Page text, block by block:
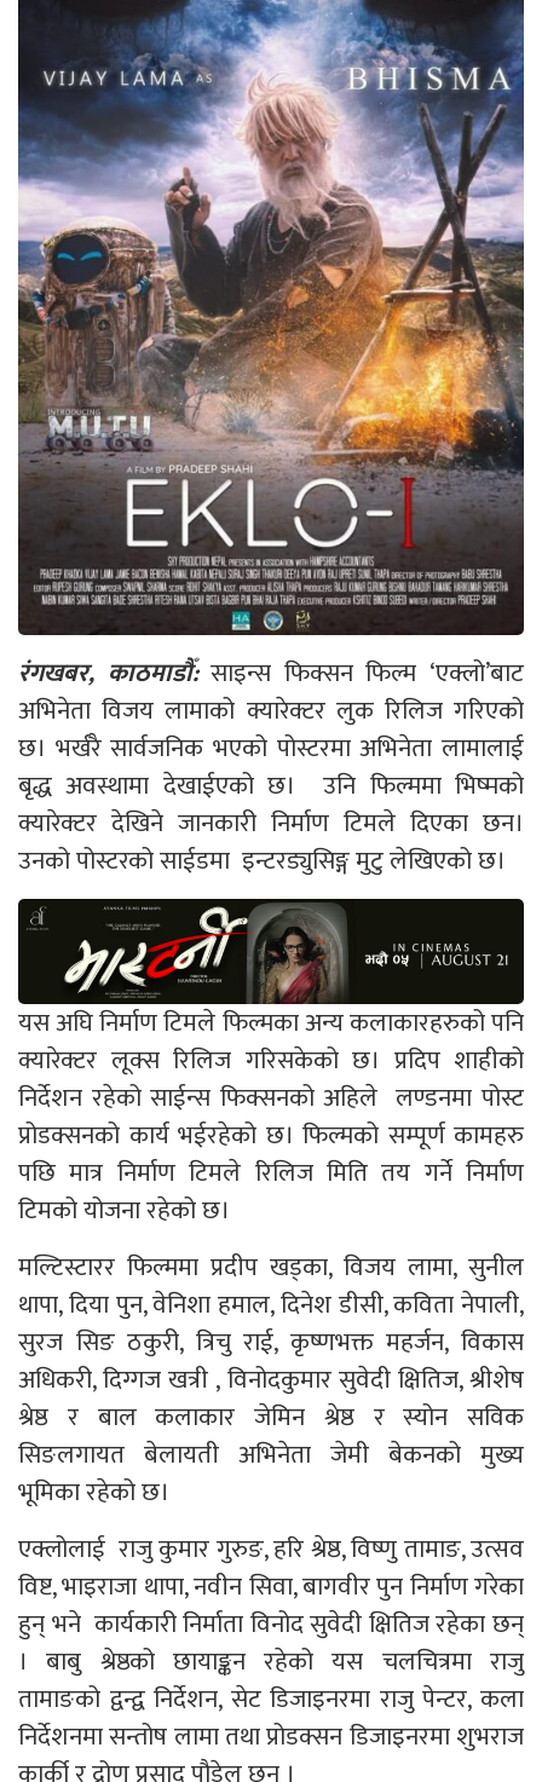
रंगखबर, काठमाडौँ:साइन्स फिक्सन फिल्म ‘एक्लो’बाट
अभिनेता विजय लामाको क्यारेक्टर लुक रिलिज गरिएको
छ। भर्खरै सार्वजनिक भएको पोस्टरमा अभिनेता लामालाई
बृद्ध अवस्थामा देखाईएको छ। उनि फिल्ममा भिष्मको
क्यारेक्टर देखिने जानकारी निर्माण टिमले दिएका छन।
उनको पोस्टरको साईडमा इन्टरड्युसिङ्ग मुटु लेखिएको छ।
यस अघि निर्माण टिमले फिल्मका अन्य कलाकारहरुको पनि
क्यारेक्टर लूक्स रिलिज गरिसकेको छ। प्रदिप शाहीको
निर्देशन रहेको साईन्स फिक्सनको अहिले लण्डनमा पोस्ट
प्रोडक्सनको कार्य भईरहेको छ। फिल्मको सम्पूर्ण कामहरु
पछि मात्र निर्माण टिमले रिलिज मिति तय गर्ने निर्माण
टिमको योजना रहेको छ।
मल्टिस्टारर फिल्ममा प्रदीप खड्का, विजय लामा, सुनील
थापा, दिया पुन, वेनिशा हमाल, दिनेश डीसी, कविता नेपाली,
सुरज सिङ ठकुरी, त्रिचु राई, कृष्णभक्त महर्जन, विकास
अधिकरी, दिग्गज खत्री , विनोदकुमार सुवेदी क्षितिज, श्रीशेष
श्रेष्ठ र बाल कलाकार जेमिन श्रेष्ठ र स्योन सविक
सिङलगायत बेलायती अभिनेता जेमी बेकनको मुख्य
भूमिका रहेको छ।
एक्लोलाई राजु कुमार गुरुङ, हरि श्रेष्ठ, विष्णु तामाङ, उत्सव
विष्ट, भाइराजा थापा, नवीन सिवा, बागवीर पुन निर्माण गरेका
हुन् भने कार्यकारी निर्माता विनोद सुवेदी क्षितिज रहेका छन्
। बाबु श्रेष्ठको छायाङ्कन रहेको यस चलचित्रमा राजु
तामाङको द्वन्द्व निर्देशन, सेट डिजाइनरमा राजु पेन्टर, कला
निर्देशनमा सन्तोष लामा तथा प्रोडक्सन डिजाइनरमा शुभराज